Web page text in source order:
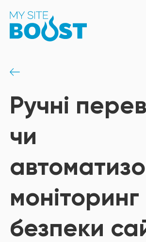
Ручні
чи
моніторинг
безпеки